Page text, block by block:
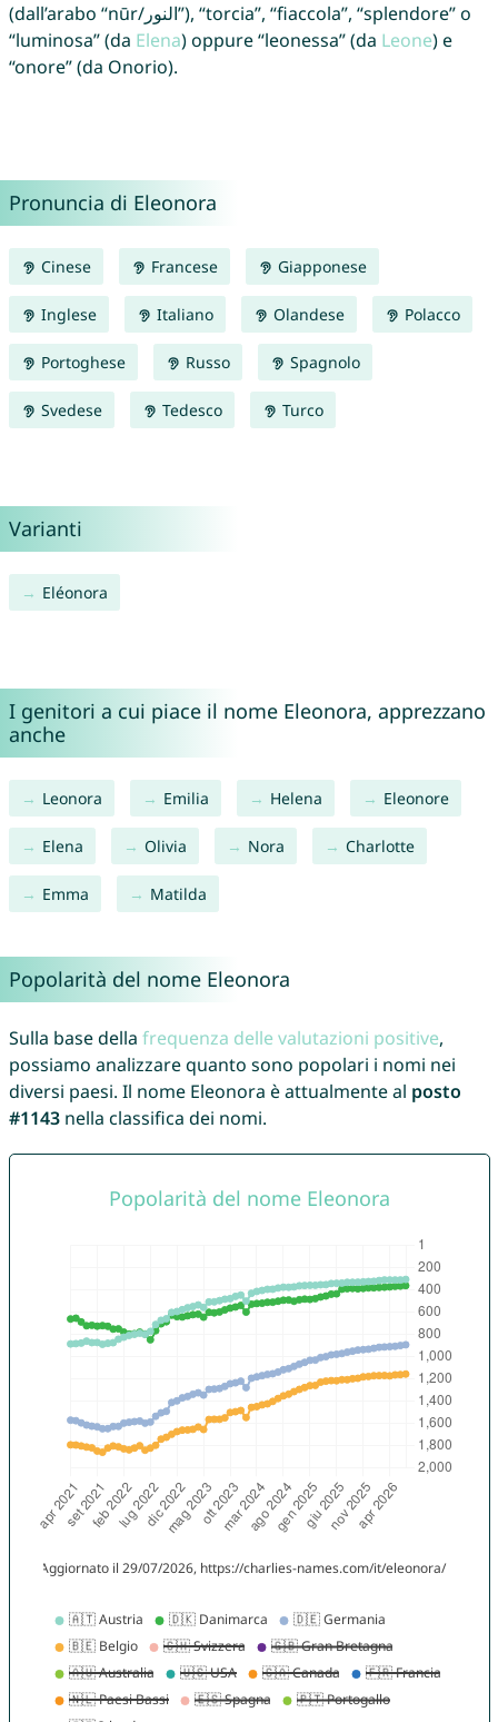
(dall’arabo “nūr/النور‎”), “torcia”, “fiaccola”, “splendore” o
“luminosa” (da Elena) oppure “leonessa” (da Leone) e
“onore” (da Onorio).
Pronuncia di Eleonora
Cinese Francese Giapponese
Inglese Italiano Olandese Polacco
Portoghese Russo Spagnolo
Svedese Tedesco Turco
Varianti
Eléonora
I genitori a cui piace il nome Eleonora, apprezzano
anche
Leonora Emilia Helena Eleonore
Elena Olivia Nora Charlotte
Emma Matilda
Popolarità del nome Eleonora
Sulla base della frequenza delle valutazioni positive,
possiamo analizzare quanto sono popolari i nomi nei
diversi paesi. Il nome Eleonora è attualmente al posto
#1143nella classifica dei nomi.